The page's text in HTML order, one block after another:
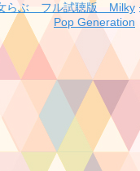
らぶ フル試聴版 Milky
Pop Generation